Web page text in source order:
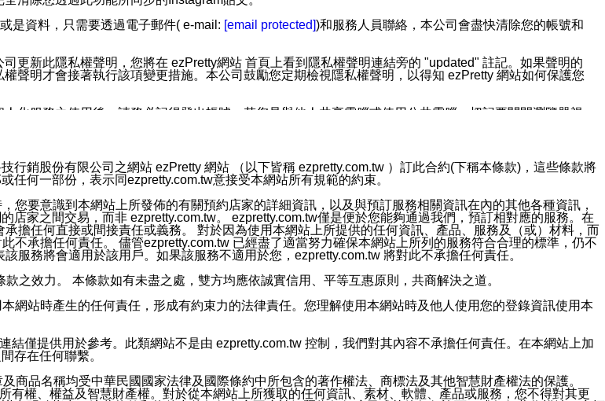
是資料，只需要透過電子郵件( e-mail: [email protected])和服務人員聯絡，本公司會盡快清除您的帳號和
更新此隱私權聲明，您將在 ezPretty網站 首頁上看到隱私權聲明連結旁的 "updated" 註記。如果聲明的
聲明才會接著執行該項變更措施。本公司鼓勵您定期檢視隱私權聲明，以得知 ezPretty 網站如何保護您
化服務之使用後，請務必記得登出帳號。若您是與他人共享電腦或使用公共電腦，切記要關閉瀏覽器視
項服務之資料或電子郵件供您參考。您能依照該資料或電子郵件所指示之方法、說明或功能連結，隨時
，您仍可接收到通知型訊息。
的訊息皆不會被傳送。滿足以下三個條件者，將可收到通知型訊息。
號的通知型訊息。
銷股份有限公司之網站 ezPretty 網站 （以下皆稱 ezpretty.com.tw ）訂此合約(下稱本條款)，這些條款將
何一部份，表示同ezpretty.com.tw意接受本網站所有規範的約束。
您要意識到本網站上所發佈的有關預約店家的詳細資訊，以及與預訂服務相關資訊在內的其他各種資訊，
家之間交易，而非 ezpretty.com.tw。 ezpretty.com.tw僅是便於您能夠通過我們，預訂相對應的服務。在
擔任何直接或間接責任或義務。 對於因為使用本網站上所提供的任何資訊、產品、服務及（或）材料，而
不承擔任何責任。 儘管ezpretty.com.tw 已經盡了適當努力確保本網站上所列的服務符合合理的標準，仍不
服務將會適用於該用戶。如果該服務不適用於您，ezpretty.com.tw 將對此不承擔任何責任。
之效力。 本條款如有未盡之處，雙方均應依誠實信用、平等互惠原則，共商解決之道。
網站時產生的任何責任，形成有約束力的法律責任。您理解使用本網站時及他人使用您的登錄資訊使用本
僅提供用於參考。此類網站不是由 ezpretty.com.tw 控制，我們對其內容不承擔任何責任。在本網站上加
存在任何聯繫。
品名稱均受中華民國國家法律及國際條約中所包含的著作權法、商標法及其他智慧財產權法的保護。
權、權益及智慧財產權。對於從本網站上所獲取的任何資訊、素材、軟體、產品或服務，您不得對其更